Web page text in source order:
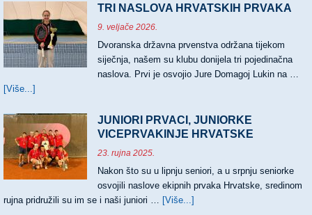
TRI NASLOVA HRVATSKIH PRVAKA
9. veljače 2026.
Dvoranska državna prvenstva održana tijekom
siječnja, našem su klubu donijela tri pojedinačna
naslova. Prvi je osvojio Jure Domagoj Lukin na …
[Više...]
NASLOVA
HRVATSKIH
PRVAKA
JUNIORI PRVACI, JUNIORKE
VICEPRVAKINJE HRVATSKE
23. rujna 2025.
Nakon što su u lipnju seniori, a u srpnju seniorke
osvojili naslove ekipnih prvaka Hrvatske, sredinom
rujna pridružili su im se i naši juniori … [Više...]